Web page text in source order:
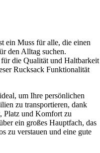
ein Muss für alle, die einen
den Alltag suchen.
die Qualität und Haltbarkeit
Rucksack Funktionalität
um Ihre persönlichen
zu transportieren, dank
Platz und Komfort zu
ein großes Hauptfach, das
zu verstauen und eine gute